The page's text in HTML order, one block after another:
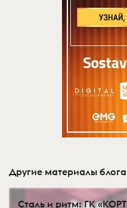
Другие материалы блога
Сталь и ритм: ГК